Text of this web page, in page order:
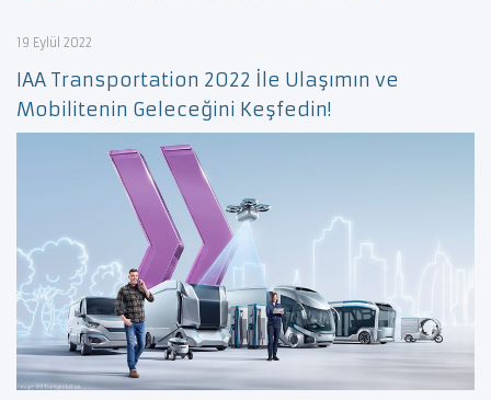
19 Eylül 2022
IAA Transportation 2022 İle Ulaşımın ve
Mobilitenin Geleceğini Keşfedin!